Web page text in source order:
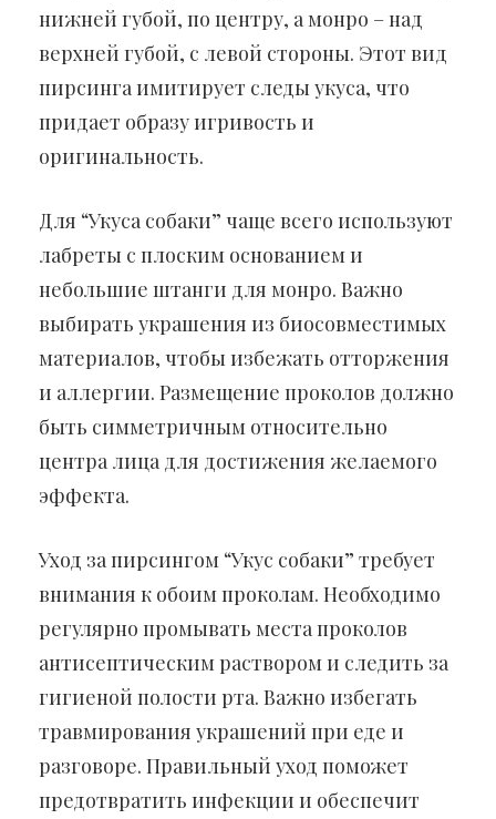
нижней губой, по центру, а монро – над
верхней губой, с левой стороны. Этот вид
пирсинга имитирует следы укуса, что
придает образу игривость и
оригинальность.
Для “Укуса собаки” чаще всего используют
лабреты с плоским основанием и
небольшие штанги для монро. Важно
выбирать украшения из биосовместимых
материалов, чтобы избежать отторжения
и аллергии. Размещение проколов должно
быть симметричным относительно
центра лица для достижения желаемого
эффекта.
Уход за пирсингом “Укус собаки” требует
внимания к обоим проколам. Необходимо
регулярно промывать места проколов
антисептическим раствором и следить за
гигиеной полости рта. Важно избегать
травмирования украшений при еде и
разговоре. Правильный уход поможет
предотвратить инфекции и обеспечит